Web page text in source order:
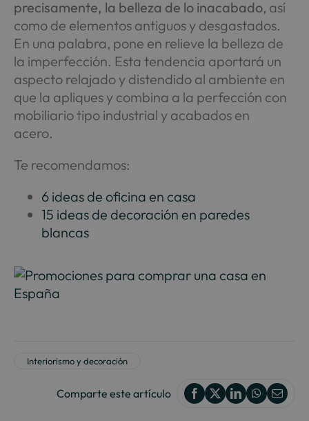
precisamente, la belleza de lo inacabado, así
como de elementos antiguos y desgastados.
En una palabra, pone en relieve la belleza de
la imperfección. Esta tendencia aportará un
aspecto relajado y distendido al ambiente en
que la apliques y combina a la perfección con
mobiliario tipo industrial y acabados en
acero.
Te recomendamos:
6 ideas de oficina en casa
15 ideas de decoración en paredes
blancas
Interiorismo y decoración
Comparte este artículo